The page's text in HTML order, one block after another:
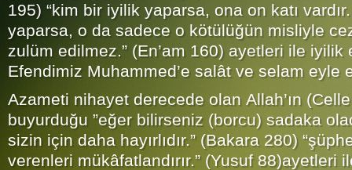
195) “kim bir iyilik yaparsa, ona on katı
yaparsa, o da sadece o kötülüğün misliyle
zulüm edilmez.” (En’am 160) ayetleri ile
Efendimiz Muhammed’e salât ve selam eyle
Azameti nihayet derecede olan Allah’ın
buyurduğu ”eğer bilirseniz (borcu) sadaka
sizin için daha hayırlıdır.” (Bakara 280)
verenleri mükâfatlandırır.” (Yusuf 88)ayetleri